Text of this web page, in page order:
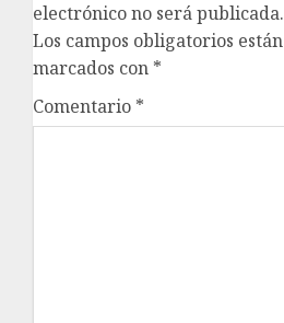
electrónico no será publicada.
Los campos obligatorios están
marcados con *
Comentario *